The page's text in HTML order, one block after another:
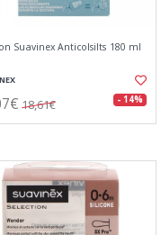
Suavinex Anticolsilts 180 ml
18,61€ - 14%